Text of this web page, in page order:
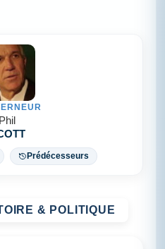
Phil
Prédécesseurs
& POLITIQUE